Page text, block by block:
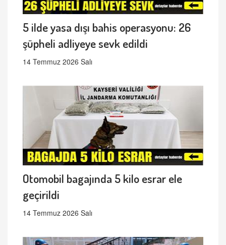
5 ilde yasa dışı bahis operasyonu: 26
şüpheli adliyeye sevk edildi
14 Temmuz 2026 Salı
Otomobil bagajında 5 kilo esrar ele
geçirildi
14 Temmuz 2026 Salı